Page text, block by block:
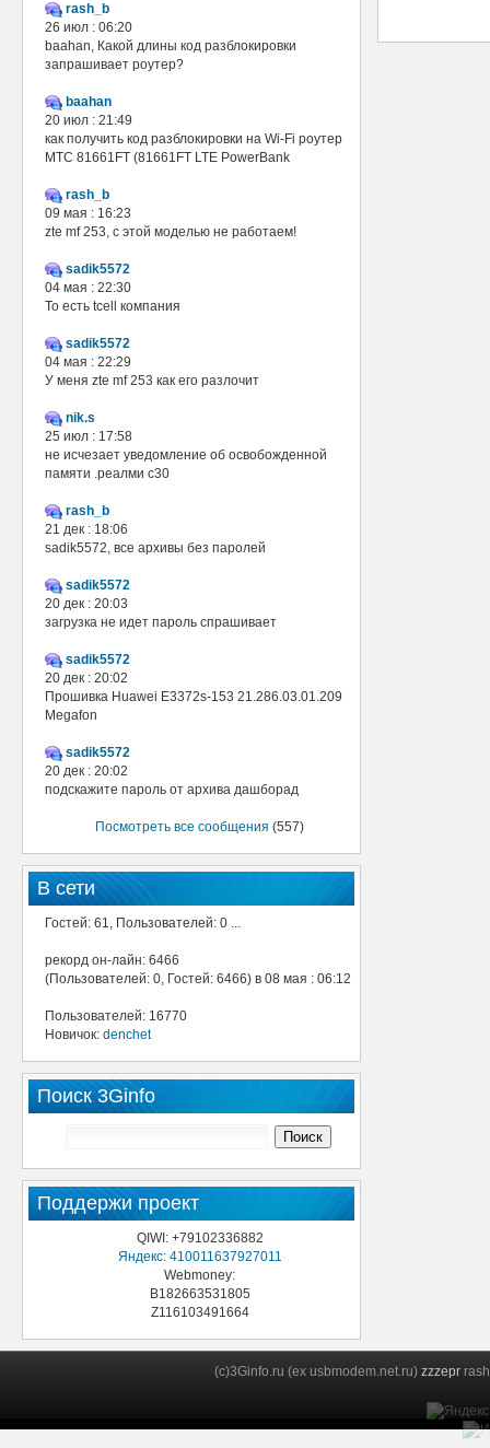
rash_b
26 июл : 06:20
baahan, Какой длины код разблокировки
запрашивает роутер?
baahan
20 июл : 21:49
как получить код разблокировки на Wi-Fi роутер
МТС 81661FT (81661FT LTE PowerBank
rash_b
09 мая : 16:23
zte mf 253, с этой моделью не работаем!
sadik5572
04 мая : 22:30
То есть tcell компания
sadik5572
04 мая : 22:29
У меня zte mf 253 как его разлочит
nik.s
25 июл : 17:58
не исчезает уведомление об освобожденной
памяти .реалми с30
rash_b
21 дек : 18:06
sadik5572, все архивы без паролей
sadik5572
20 дек : 20:03
загрузка не идет пароль спрашивает
sadik5572
20 дек : 20:02
Прошивка Huawei E3372s-153 21.286.03.01.209
Megafon
sadik5572
20 дек : 20:02
подскажите пароль от архива дашборад
Посмотреть все сообщения (557)
В сети
Гостей: 61, Пользователей: 0 ...
рекорд он-лайн: 6466
(Пользователей: 0, Гостей: 6466) в 08 мая : 06:12
Пользователей: 16770
Новичок: denchet
Поиск 3Ginfo
Поддержи проект
QIWI: +79102336882
Яндекс: 410011637927011
Webmoney:
B182663531805
Z116103491664
(c)3Ginfo.ru (ex usbmodem.net.ru) zzzepr